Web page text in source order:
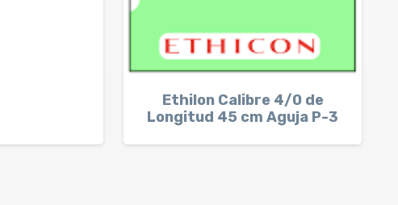
Ethilon Calibre 4/0 de
Longitud 45 cm Aguja P-3